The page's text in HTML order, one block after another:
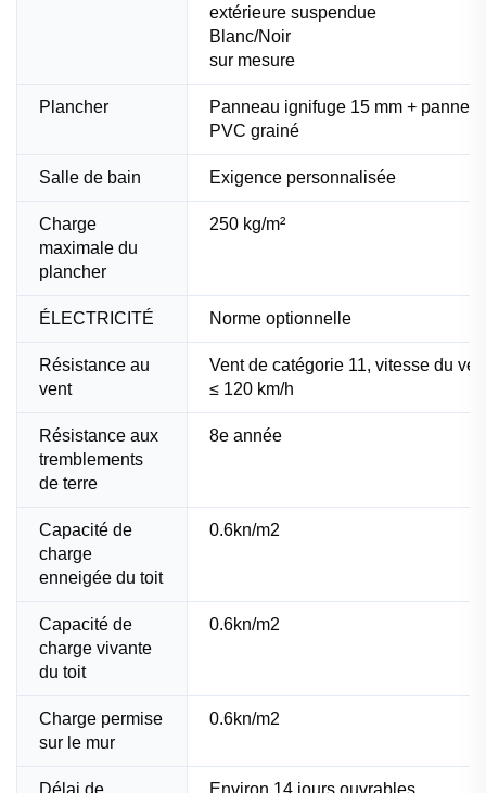
extérieure suspendue
Blanc/Noir
sur mesure
Plancher
Panneau ignifuge 15 mm +
PVC grainé
Salle de bain Exigence personnalisée
Charge
maximale du
plancher
250 kg/m²
ÉLECTRICITÉ Norme optionnelle
Résistance au
vent
Vent de catégorie 11, vitesse du
≤ 120 km/h
Résistance aux
tremblements
de terre
8e année
Capacité de
charge
enneigée du toit
0.6kn/m2
Capacité de
charge vivante
du toit
0.6kn/m2
Charge permise
sur le mur
0.6kn/m2
Délai de Environ 14 jours ouvrables